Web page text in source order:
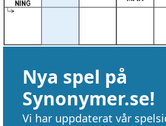
Nya spel på
Synonymer.se!
Vi har uppdaterat vår